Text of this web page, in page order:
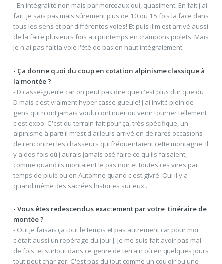
- En intégralité non mais par morceaux oui, quasiment. En fait j'ai
fait, je sais pas mais sûrement plus de 10 ou 15 fois la face dans
tous les sens et par différentes voies! Et puis il m'est arrivé aussi
de la faire plusieurs fois au printemps en crampons piolets. Mais
je n'ai pas fait la voie l'été de bas en haut intégralement.
- Ça donne quoi du coup en cotation alpinisme classique à
la montée ?
- D casse-gueule car on peut pas dire que c'est plus dur que du
D mais c'est vraiment hyper casse gueule! J'ai invité plein de
gens qui n'ont jamais voulu continuer ou venir tourner tellement
c'est expo. C'est du terrain fait pour ça, très spécifique, un
alpinisme à part! Il m'est d'ailleurs arrivé en de rares occasions
de rencontrer les chasseurs qui fréquentaient cette montagne. Il
y a des fois où j'aurais jamais osé faire ce qu'ils faisaient,
comme quand ils montaient le pas noir et toutes ces vires par
temps de pluie ou en Automne quand c'est givré. Oui il y a
quand même des sacrées histoires sur eux...
- Vous êtes redescendus exactement par votre itinéraire de
montée ?
- Oui je faisais ça tout le temps et pas autrement car pour moi
c'était aussi un repérage du jour J. Je me suis fait avoir pas mal
de fois, et surtout dans ce genre de terrain où en quelques jours
tout peut changer. C'est pas du tout comme un couloir ou une